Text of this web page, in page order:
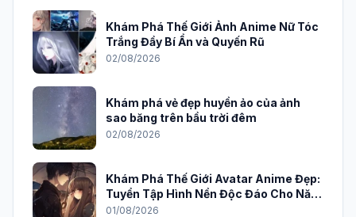
Khám Phá Thế Giới Ảnh Anime Nữ Tóc
Trắng Đầy Bí Ẩn và Quyến Rũ
02/08/2026
Khám phá vẻ đẹp huyền ảo của ảnh
sao băng trên bầu trời đêm
02/08/2026
Khám Phá Thế Giới Avatar Anime Đẹp:
Tuyển Tập Hình Nền Độc Đáo Cho Năm
2026
01/08/2026